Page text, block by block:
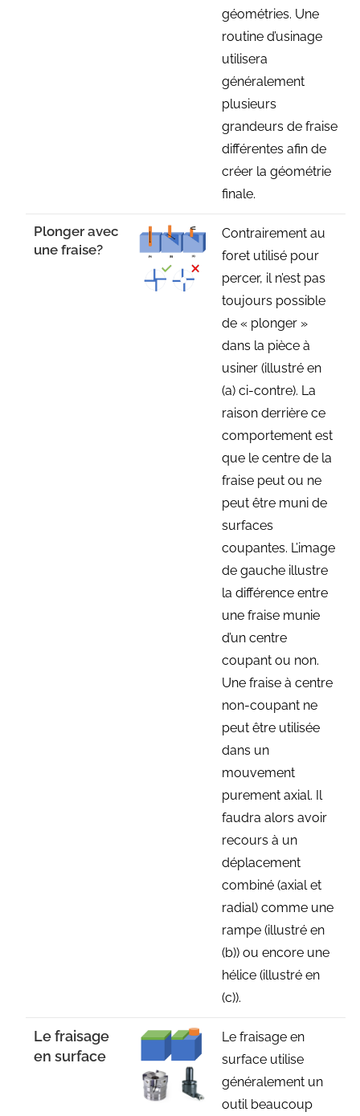
géométries. Une
routine d’usinage
utilisera
généralement
plusieurs
grandeurs de fraise
différentes afin de
créer la géométrie
finale.
Plonger avec
une fraise?
Contrairement au
foret utilisé pour
percer, il n’est pas
toujours possible
de « plonger »
dans la pièce à
usiner (illustré en
(a) ci-contre). La
raison derrière ce
comportement est
que le centre de la
fraise peut ou ne
peut être muni de
surfaces
coupantes. L’image
de gauche illustre
la différence entre
une fraise munie
d’un centre
coupant ou non.
Une fraise à centre
non-coupant ne
peut être utilisée
dans un
mouvement
purement axial. Il
faudra alors avoir
recours à un
déplacement
combiné (axial et
radial) comme une
rampe (illustré en
(b)) ou encore une
hélice (illustré en
(c)).
Le fraisage
en surface
Le fraisage en
surface utilise
généralement un
outil beaucoup